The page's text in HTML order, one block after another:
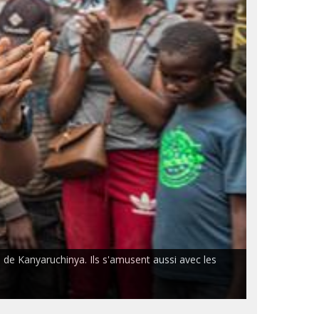
Kanyaruchinya. Ils s'amusent aussi avec les